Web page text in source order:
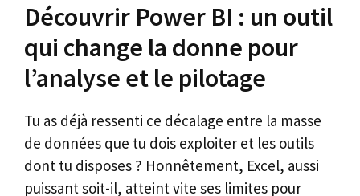
Découvrir Power BI : un outil
qui change la donne pour
l’analyse et le pilotage
Tu as déjà ressenti ce décalage entre la masse
de données que tu dois exploiter et les outils
dont tu disposes ? Honnêtement, Excel, aussi
puissant soit-il, atteint vite ses limites pour